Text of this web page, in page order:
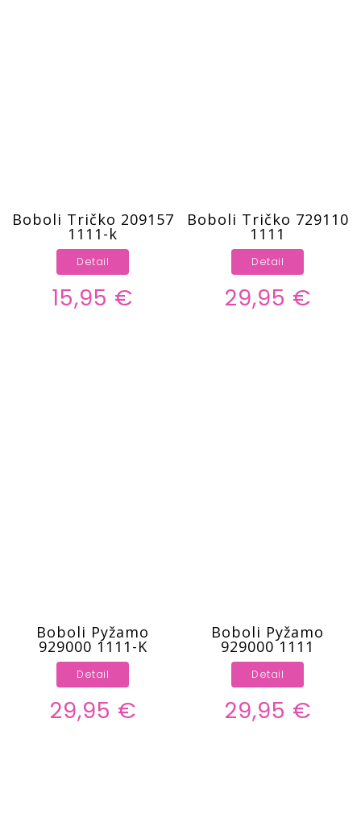
Boboli Tričko 209157
1111-k
15,95 €
Detail
Boboli Tričko 729110
1111
29,95 €
Detail
Boboli Pyžamo
929000 1111-K
29,95 €
Detail
Boboli Pyžamo
929000 1111
29,95 €
Detail